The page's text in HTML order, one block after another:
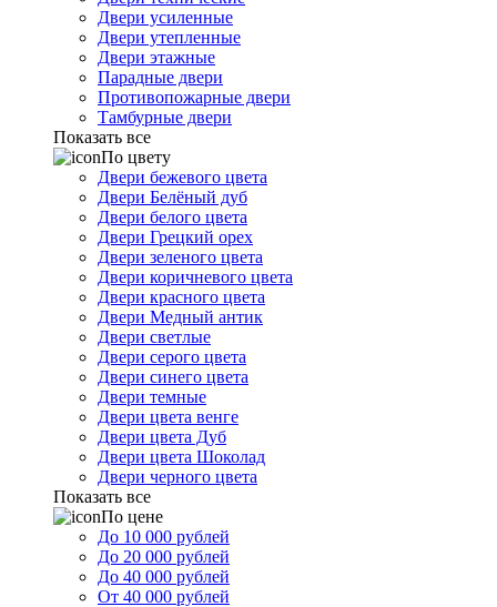
Двери усиленные
Двери утепленные
Двери этажные
Парадные двери
Противопожарные двери
Тамбурные двери
Показать все
По цвету
Двери бежевого цвета
Двери Белёный дуб
Двери белого цвета
Двери Грецкий орех
Двери зеленого цвета
Двери коричневого цвета
Двери красного цвета
Двери Медный антик
Двери светлые
Двери серого цвета
Двери синего цвета
Двери темные
Двери цвета венге
Двери цвета Дуб
Двери цвета Шоколад
Двери черного цвета
Показать все
По цене
До 10 000 рублей
До 20 000 рублей
До 40 000 рублей
От 40 000 рублей